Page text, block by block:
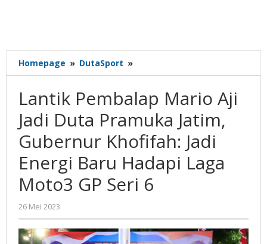
Homepage » DutaSport »
Pembalap
Aji
Jadi
Duta
Pramuka
Jatim,
Gubernur
Khofifah:
Jadi
Laga
Lantik Pembalap Mario Aji
Jadi Duta Pramuka Jatim,
Gubernur Khofifah: Jadi
Energi Baru Hadapi Laga
Moto3 GP Seri 6
26 Mei 2023
Gatot
Susanto